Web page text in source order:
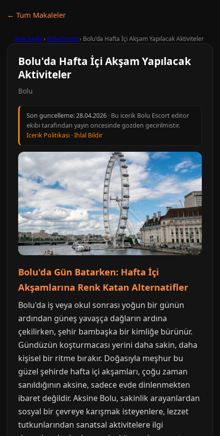
← Tum Makaleler
Ana Sayfa › Bolu Escort› Bolu'da Hafta İçi Akşam Yapılacak Aktiviteler
Bolu'da Hafta İçi Akşam Yapılacak
Aktiviteler
Bolu
Son guncelleme:28.04.2026 · Bu icerik Bolu Escort editor
ekibi tarafindan yayin oncesinde gozden gecirilmistir.
Icerik Politikasi ·Ihlal Bildir
Bolu'da Gün Batarken: Hafta İçi
Akşamlarına Renk Katan Alternatifler
Bolu'da iş veya okul sonrası yoğun bir günün
ardından güneş yavaşça dağların ardına
çekilirken, şehir bambaşka bir kimliğe bürünür.
Gündüzün koşturmacası yerini daha sakin, daha
kişisel bir ritme bırakır. Doğasıyla meşhur bu
güzel şehirde hafta içi akşamları, çoğu zaman
sanıldığının aksine, sadece evde dinlenmekten
ibaret değildir. Aksine Bolu, sakinlik arayanlardan
sosyal bir çevreye karışmak isteyenlere, lezzet
tutkunlarından sanatsal aktivitelere ilgi